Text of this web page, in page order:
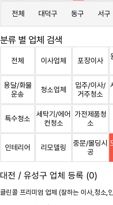
전체 대덕구 동구 서구
분류 별 업체 검색
전체 이사업체 포장이사
용달/화물
운송
청소업체
입주/이사/
거주청소
특수청소
세탁기/에어
컨청소
가전제품청
소
인테리어 리모델링
중문/몰딩시
공
대전 / 유성구 업체 등록 (0)
클린콜 프리미엄 업체 (잘하는 이사, 청소 ,